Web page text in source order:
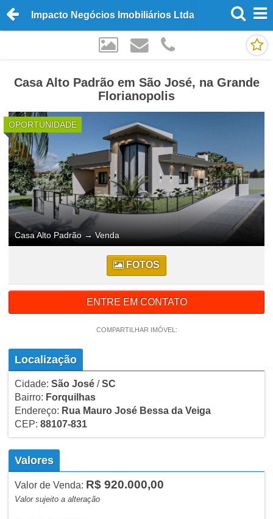
Impacto Negócios Imobiliários Ltda
Casa Alto Padrão em São José, na Grande
Florianopolis
OPORTUNIDADE
Casa Alto Padrão → Venda
FOTOS
ENTRE EM CONTATO
COMPARTILHAR IMÓVEL:
Localização
Cidade: São José/SC
Bairro: Forquilhas
Endereço: Rua Mauro José Bessa da Veiga
CEP: 88107-831
Valores
Valor de Venda: R$ 920.000,00
Valor sujeito a alteração